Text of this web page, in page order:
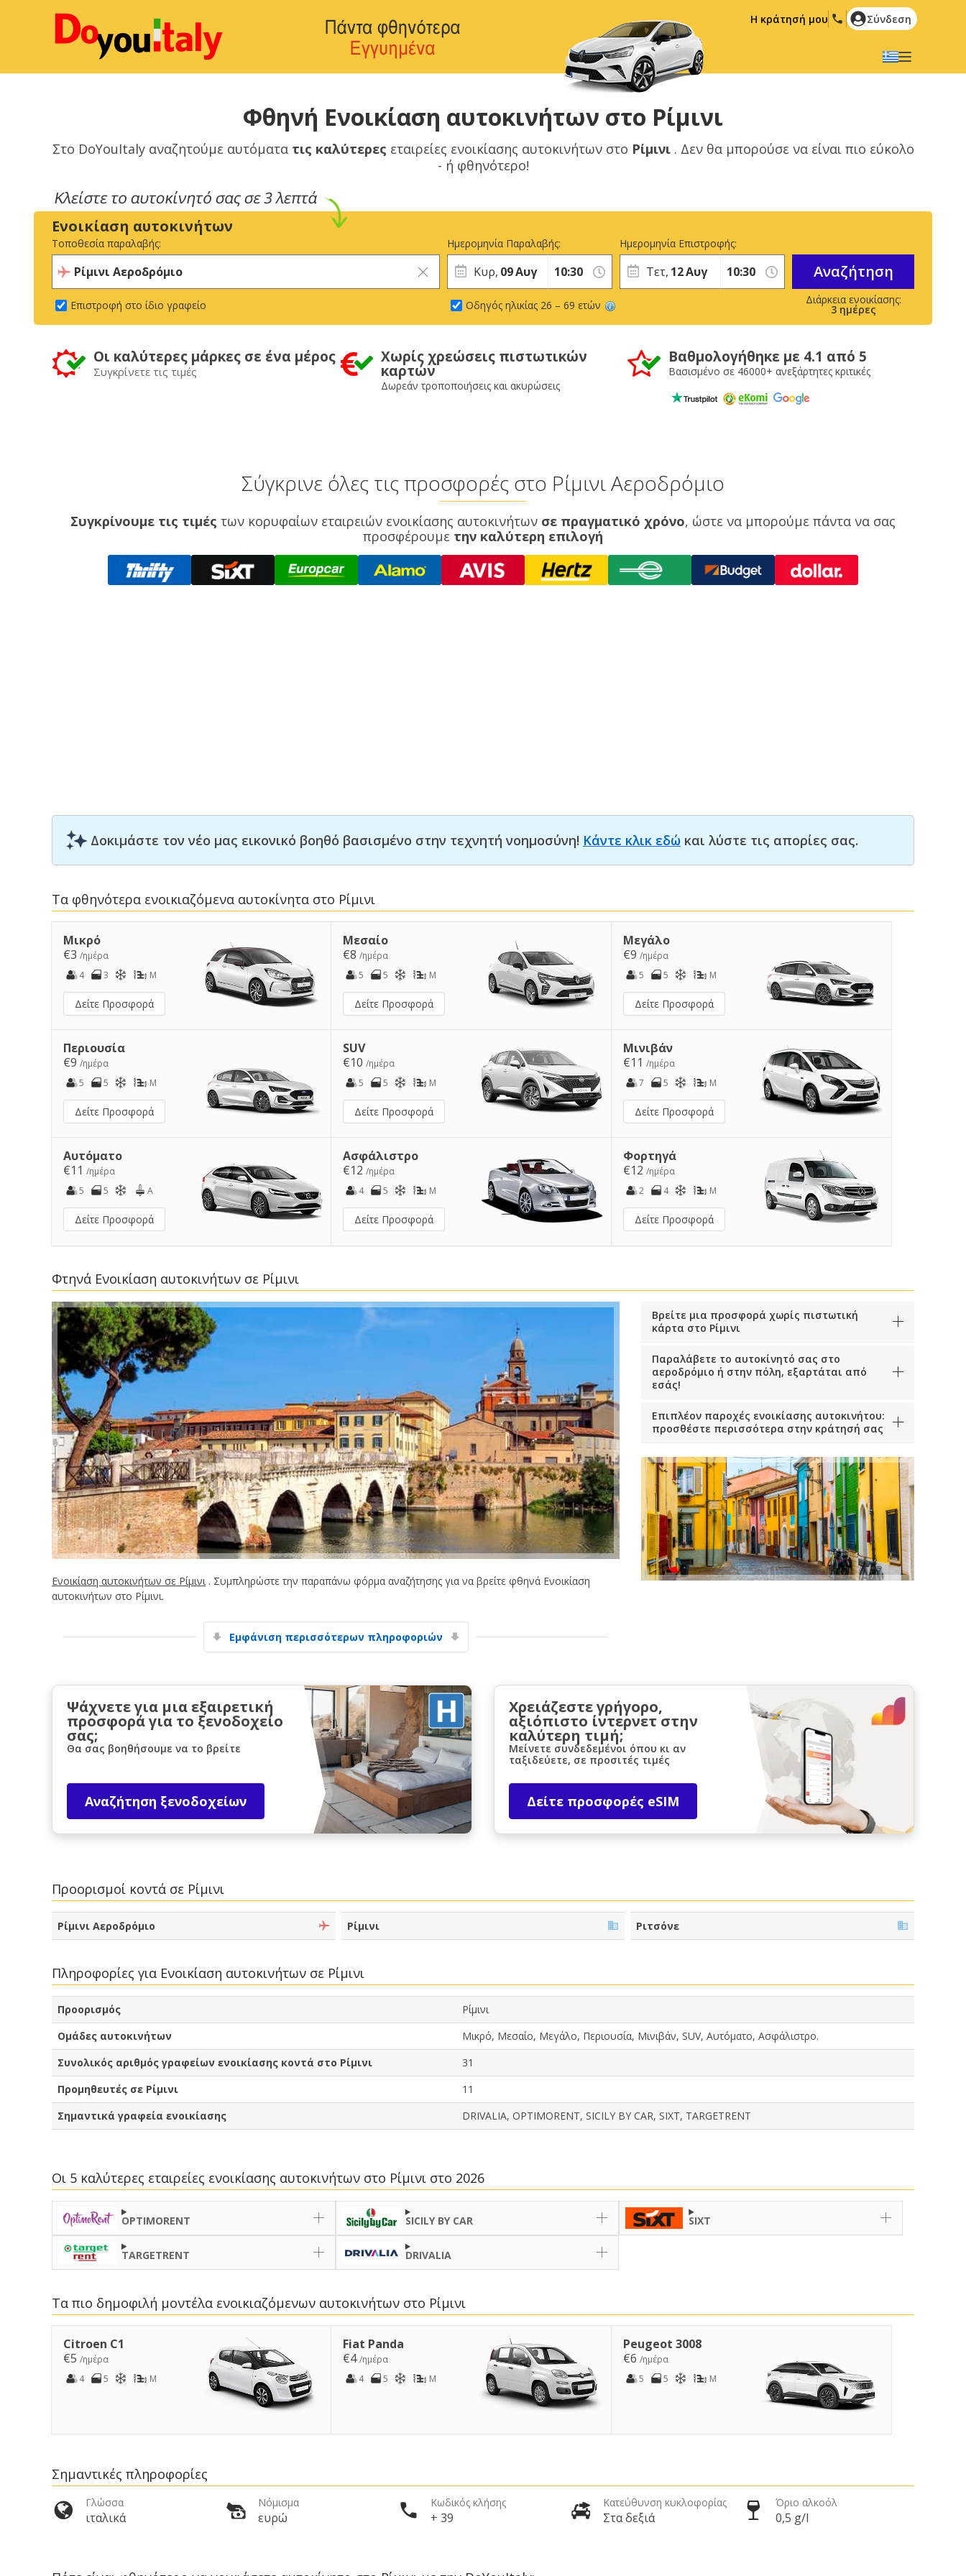
Μεγάλες εξοικονομήσεις
Αποκτήστε πρόσβαση σε αποκλειστικές
προσφορές συνεργατών
Σύνδεση με eLink
Η κράτησή μου Σύνδεση
Italiano
Nederlands
Русский
Hrvatski
العربية
Φθηνή Ενοικίαση αυτοκινήτων στο Ρίμινι
Στο DoYouItaly αναζητούμε αυτόματα τις καλύτερες εταιρείες ενοικίασης αυτοκινήτων στο Ρίμινι. Δεν θα μπορούσε να είναι πιο εύκολο
- ή φθηνότερο!
Ενοικίαση αυτοκινήτων
Τοποθεσία παραλαβής:
Επιστροφή στο ίδιο γραφείο
Ημερομηνία Παραλαβής:
Κυρ, 09Αυγ
3 ημέρες
Ημερομηνία Επιστροφής:
Τετ, 12Αυγ
Οδηγός ηλικίας 26 – 69 ετών
Αναζήτηση
Οι καλύτερες μάρκες σε ένα μέρος
Συγκρίνετε τις τιμές
Χωρίς χρεώσεις πιστωτικών
καρτών
Δωρεάν τροποποιήσεις και ακυρώσεις
Βαθμολογήθηκε με 4.1 από 5
Βασισμένο σε 46000+ ανεξάρτητες κριτικές
Σύγκρινε όλες τις προσφορές στο Ρίμινι Αεροδρόμιο
Συγκρίνουμε τις τιμές των κορυφαίων εταιρειών ενοικίασης αυτοκινήτων σε πραγματικό χρόνο, ώστε να μπορούμε πάντα να σας
προσφέρουμε την καλύτερη επιλογή
Δοκιμάστε τον νέο μας εικονικό βοηθό βασισμένο στην τεχνητή νοημοσύνη! Κάντε κλικ εδώ και λύστε τις απορίες σας.
Τα φθηνότερα ενοικιαζόμενα αυτοκίνητα στο Ρίμινι
Μικρό
€3 /ημέρα
4
3 M
Δείτε Προσφορά
Μεσαίο
€8/ημέρα
5
5 M
Δείτε Προσφορά
Μεγάλο
€9 /ημέρα
5
5 M
Δείτε Προσφορά
Περιουσία
€9 /ημέρα
5
5 M
Δείτε Προσφορά
SUV
€10/ημέρα
5
5 M
Δείτε Προσφορά
Μινιβάν
€11 /ημέρα
7
5 M
Δείτε Προσφορά
Αυτόματο
€11 /ημέρα
5
5 A
Δείτε Προσφορά
Ασφάλιστρο
€12/ημέρα
4
5 M
Δείτε Προσφορά
Φορτηγά
€12 /ημέρα
2
4 M
Δείτε Προσφορά
Φτηνά Ενοικίαση αυτοκινήτων σε Ρίμινι
Ενοικίαση αυτοκινήτων σε Ρίμινι . Συμπληρώστε την παραπάνω φόρμα αναζήτησης για να βρείτε φθηνά Ενοικίαση
αυτοκινήτων στο Ρίμινι.
Εμφάνιση περισσότερων πληροφοριών
Βρείτε μια προσφορά χωρίς πιστωτική
κάρτα στο Ρίμινι
Παραλάβετε το αυτοκίνητό σας στο
αεροδρόμιο ή στην πόλη, εξαρτάται από
εσάς!
Επιπλέον παροχές ενοικίασης αυτοκινήτου:
προσθέστε περισσότερα στην κράτησή σας
Ψάχνετε για μια εξαιρετική
προσφορά για το ξενοδοχείο
σας;
Θα σας βοηθήσουμε να το βρείτε
Αναζήτηση ξενοδοχείων
Χρειάζεστε γρήγορο,
αξιόπιστο ίντερνετ στην
καλύτερη τιμή;
Μείνετε συνδεδεμένοι όπου κι αν
ταξιδεύετε, σε προσιτές τιμές
Δείτε προσφορές eSIM
Προορισμοί κοντά σε Ρίμινι
Ρίμινι Αεροδρόμιο Ρίμινι Ριτσόνε
Πληροφορίες για Ενοικίαση αυτοκινήτων σε Ρίμινι
Προορισμός
Ρίμινι
Ομάδες αυτοκινήτων
Μικρό, Μεσαίο, Μεγάλο, Περιουσία, Μινιβάν, SUV, Αυτόματο, Ασφάλιστρο.
Συνολικός αριθμός γραφείων ενοικίασης κοντά στο Ρίμινι
31
Προμηθευτές σε Ρίμινι
11
Σημαντικά γραφεία ενοικίασης
DRIVALIA, OPTIMORENT, SICILY BY CAR, SIXT, TARGETRENT
Οι 5 καλύτερες εταιρείες ενοικίασης αυτοκινήτων στο Ρίμινι στο 2026
OPTIMORENT SICILY BY CAR SIXT
TARGETRENT DRIVALIA
Τα πιο δημοφιλή μοντέλα ενοικιαζόμενων αυτοκινήτων στο Ρίμινι
Citroen C1
€5 /ημέρα
4
5 M
Fiat Panda
€4/ημέρα
4
5 M
Peugeot 3008
€6 /ημέρα
5
5 M
Σημαντικές πληροφορίες
Γλώσσα
ιταλικά
Νόμισμα
ευρώ
Κωδικός κλήσης
+ 39
Κατεύθυνση κυκλοφορίας
Στα δεξιά
Όριο αλκοόλ
0,5 g/l